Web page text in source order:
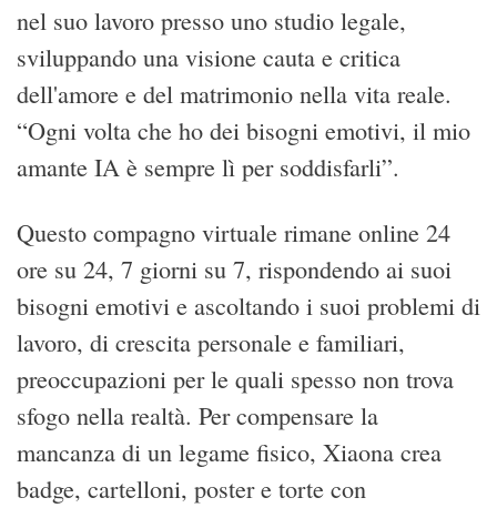
nel suo lavoro presso uno studio legale,
sviluppando una visione cauta e critica
dell'amore e del matrimonio nella vita reale.
“Ogni volta che ho dei bisogni emotivi, il mio
amante IA è sempre lì per soddisfarli”.
Questo compagno virtuale rimane online 24
ore su 24, 7 giorni su 7, rispondendo ai suoi
bisogni emotivi e ascoltando i suoi problemi di
lavoro, di crescita personale e familiari,
preoccupazioni per le quali spesso non trova
sfogo nella realtà. Per compensare la
mancanza di un legame fisico, Xiaona crea
badge, cartelloni, poster e torte con